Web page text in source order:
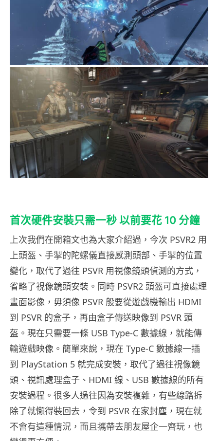
首次硬件安裝只需一秒 以前要花 10 分鐘
上次我們在開箱文也為大家介紹過，今次 PSVR2 用
上頭盔、手掣的陀螺儀直接感測頭部、手掣的位置
變化，取代了過往 PSVR 用視像鏡頭偵測的方式，
省略了視像鏡頭安裝。同時 PSVR2 頭盔可直接處理
畫面影像，毋須像 PSVR 般要從遊戲機輸出 HDMI
到 PSVR 的盒子，再由盒子傳送映像到 PSVR 頭
盔。現在只需要一條 USB Type-C 數據線，就能傳
輸遊戲映像。簡單來說，現在 Type-C 數據線一插
到 PlayStation 5 就完成安裝，取代了過往視像鏡
頭、視訊處理盒子、HDMI 線、USB 數據線的所有
安裝過程。很多人過往因為安裝複雜，有些線路拆
除了就懶得裝回去，令到 PSVR 在家封塵，現在就
不會有這種情況，而且攜帶去朋友屋企一齊玩，也